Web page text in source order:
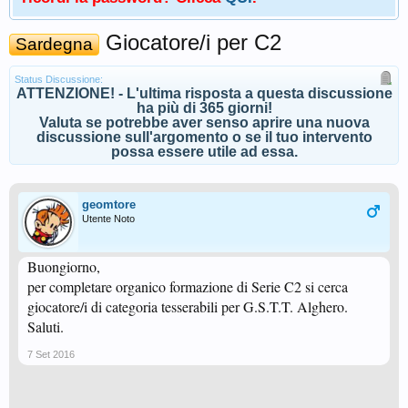
Sardegna Giocatore/i per C2
Status Discussione:
ATTENZIONE! - L'ultima risposta a questa discussione
ha più di 365 giorni!
Valuta se potrebbe aver senso aprire una nuova
discussione sull'argomento o se il tuo intervento
possa essere utile ad essa.
geomtore
Utente Noto
Buongiorno,
per completare organico formazione di Serie C2 si cerca
giocatore/i di categoria tesserabili per G.S.T.T. Alghero.
Saluti.
7 Set 2016